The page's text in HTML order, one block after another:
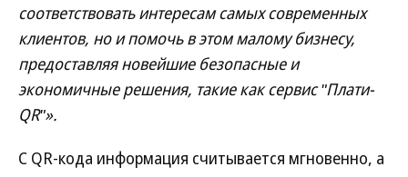
соответствовать интересам самых современных
клиентов, но и помочь в этом малому бизнесу,
предоставляя новейшие безопасные и
экономичные решения, такие как сервис ʺПлати-
QRʺ».
С QR-кода информация считывается мгновенно, а